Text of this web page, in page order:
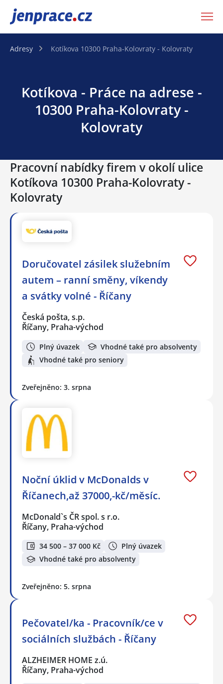
JenPráce.cz
Adresy Kotíkova 10300 Praha-Kolovraty - Kolovraty
Kotíkova - Práce na adrese -
10300 Praha-Kolovraty -
Kolovraty
Pracovní nabídky firem v okolí ulice
Kotíkova 10300 Praha-Kolovraty -
Kolovraty
Doručovatel zásilek služebním
autem – ranní směny, víkendy
a svátky volné - Říčany
Česká pošta, s.p.
Říčany, Praha-východ
Plný úvazek
Vhodné také pro absolventy
Vhodné také pro seniory
Zveřejněno: 3. srpna
Noční úklid v McDonalds v
Říčanech,až 37000,-kč/měsíc.
McDonald`s ČR spol. s r.o.
Říčany, Praha-východ
34 500 – 37 000 Kč
Plný úvazek
Vhodné také pro absolventy
Zveřejněno: 5. srpna
Pečovatel/ka - Pracovník/ce v
sociálních službách - Říčany
ALZHEIMER HOME z.ú.
Říčany, Praha-východ